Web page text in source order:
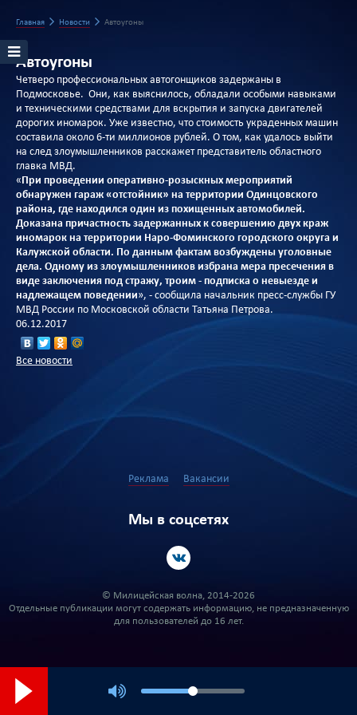
Главная Новости Автоугоны
Автоугоны
Четверо профессиональных автогонщиков задержаны в
Подмосковье. Они, как выяснилось, обладали особыми навыками
и техническими средствами для вскрытия и запуска двигателей
дорогих иномарок. Уже известно, что стоимость украденных машин
составила около 6-ти миллионов рублей. О том, как удалось выйти
на след злоумышленников расскажет представитель областного
главка МВД.
«При проведении оперативно-розыскных мероприятий
обнаружен гараж «отстойник» на территории Одинцовского
района, где находился один из похищенных автомобилей.
Доказана причастность задержанных к совершению двух краж
иномарок на территории Наро-Фоминского городского округа и
Калужской области. По данным фактам возбуждены уголовные
дела. Одному из злоумышленников избрана мера пресечения в
виде заключения под стражу, троим - подписка о невыезде и
надлежащем поведении», - сообщила начальник пресс-службы ГУ
МВД России по Московской области Татьяна Петрова.
06.12.2017
Все новости
Реклама Вакансии
Мы в соцсетях
© Милицейская волна, 2014-2026
Отдельные публикации могут содержать информацию, не предназначенную
для пользователей до 16 лет.